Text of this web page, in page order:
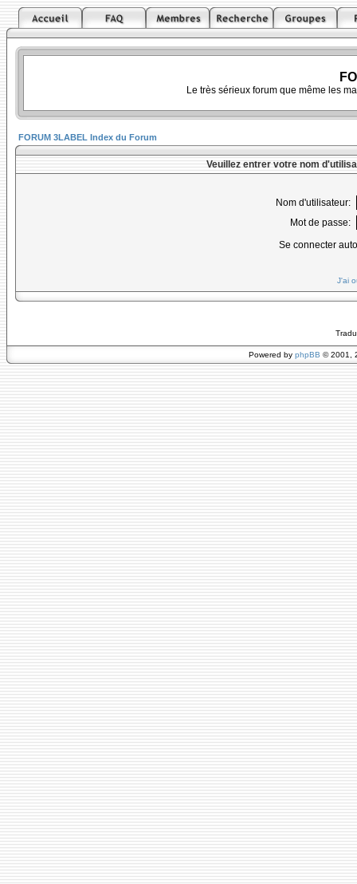
Le très sérieux forum que même les
FORUM 3LABEL Index du Forum
Veuillez entrer votre nom
Nom d'utilisateur:
Mot de passe:
Se connecter
J'ai
Powered by phpBB © 2001,